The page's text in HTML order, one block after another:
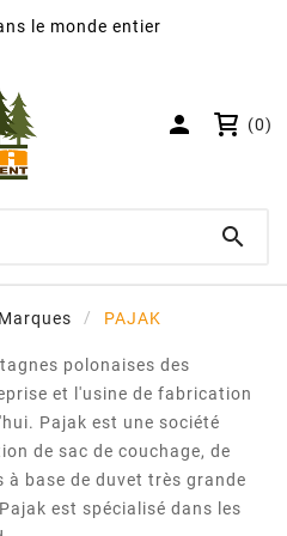
le monde entier
 (0)

Marques PAJAK
polonaises des
et l'usine de fabrication
Pajak est une société
de sac de couchage, de
à base de duvet très grande
est spécialisé dans les